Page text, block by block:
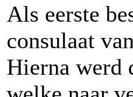
Als eerste
consulaat
Hierna werd